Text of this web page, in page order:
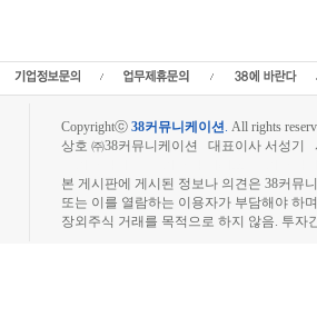
Copyrightⓒ 38커뮤니케이션. All rights
상호 ㈜38커뮤니케이션 대표이사 서성기
본 게시판에 게시된 정보나 의견은 38커뮤
또는 이를 열람하는 이용자가 부담해야 하
장외주식 거래를 목적으로 하지 않음. 투